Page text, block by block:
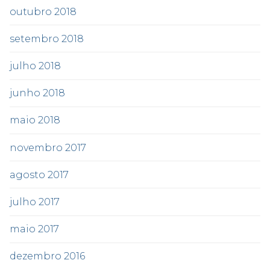
outubro 2018
setembro 2018
julho 2018
junho 2018
maio 2018
novembro 2017
agosto 2017
julho 2017
maio 2017
dezembro 2016